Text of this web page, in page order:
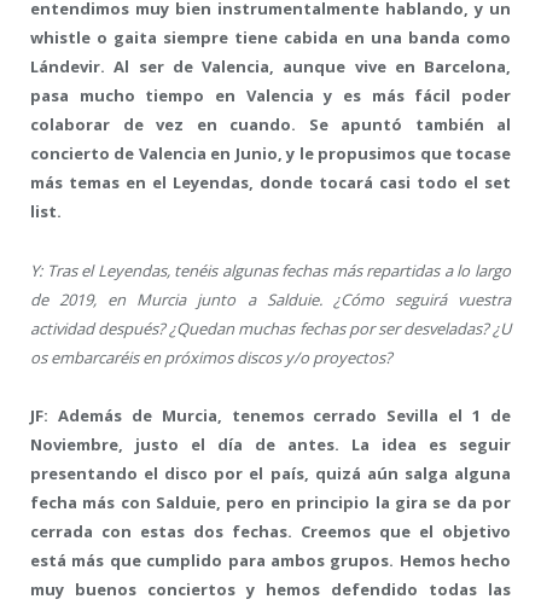
entendimos muy bien instrumentalmente hablando, y un
whistle o gaita siempre tiene cabida en una banda como
Lándevir. Al ser de Valencia, aunque vive en Barcelona,
pasa mucho tiempo en Valencia y es más fácil poder
colaborar de vez en cuando. Se apuntó también al
concierto de Valencia en Junio, y le propusimos que tocase
más temas en el Leyendas, donde tocará casi todo el set
list.
Y: Tras el Leyendas, tenéis algunas fechas más repartidas a lo largo
de 2019, en Murcia junto a Salduie. ¿Cómo seguirá vuestra
actividad después? ¿Quedan muchas fechas por ser desveladas? ¿U
os embarcaréis en próximos discos y/o proyectos?
JF: Además de Murcia, tenemos cerrado Sevilla el 1 de
Noviembre, justo el día de antes. La idea es seguir
presentando el disco por el país, quizá aún salga alguna
fecha más con Salduie, pero en principio la gira se da por
cerrada con estas dos fechas. Creemos que el objetivo
está más que cumplido para ambos grupos. Hemos hecho
muy buenos conciertos y hemos defendido todas las